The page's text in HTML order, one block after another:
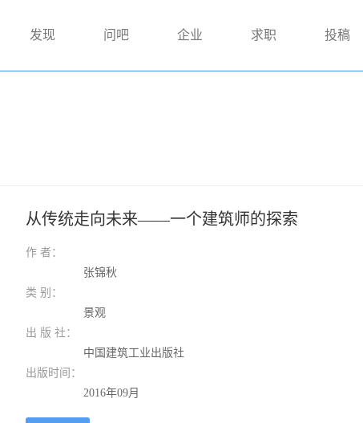
发现 问吧 企业 求职 投稿
从传统走向未来——一个建筑师的探索
作 者：
张锦秋
类 别：
景观
出 版 社：
中国建筑工业出版社
出版时间：
2016年09月